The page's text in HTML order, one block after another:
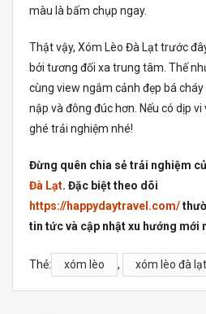
màu là bấm chụp ngay.
Thật vậy, Xóm Lèo Đà Lạt trước
bởi tương đối xa trung tâm. Thế
cùng view ngắm cảnh đẹp bá
nập và đông đúc hơn. Nếu có dịp
ghé trải nghiệm nhé!
Đừng quên chia sẻ trải nghiệm
Đà Lạt. Đặc biệt theo dõi
https://happydaytravel.com/
tin tức và cập nhật xu hướng mới
Thẻ: xóm lèo , xóm lèo đà lạt